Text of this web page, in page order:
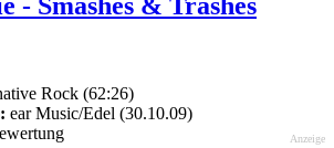
Rock (62:26)
ear Music/Edel (30.10.09)
Anzeige